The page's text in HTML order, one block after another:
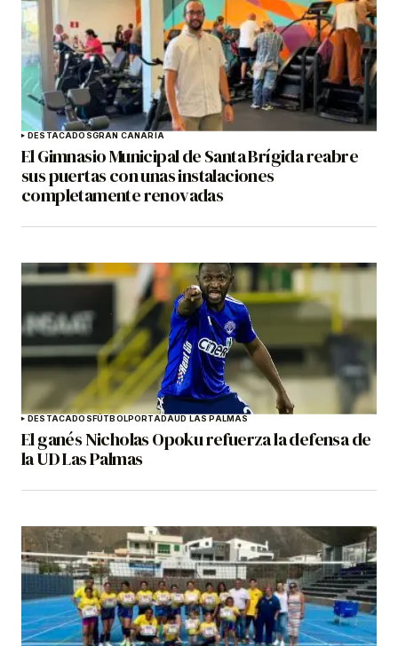
DESTACADOSGRAN CANARIA
El Gimnasio Municipal de Santa Brígida reabre
sus puertas con unas instalaciones
completamente renovadas
DESTACADOSFÚTBOLPORTADAUD LAS PALMAS
El ganés Nicholas Opoku refuerza la defensa de
la UD Las Palmas